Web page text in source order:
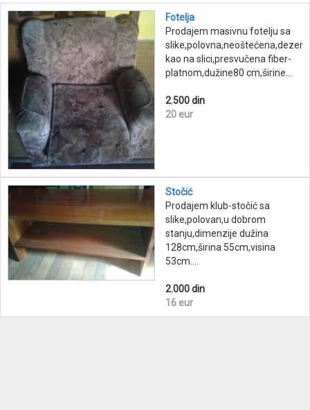
Fotelja
Prodajem masivnu fotelju sa
slike,polovna,neoštećena,dezen
kao na slici,presvučena fiber-
platnom,dužine80 cm,širine...
2,500 din
20 eur
Stočić
Prodajem klub-stočić sa
slike,polovan,u dobrom
stanju,dimenzije dužina
128cm,širina 55cm,visina
53cm....
2,000 din
16 eur